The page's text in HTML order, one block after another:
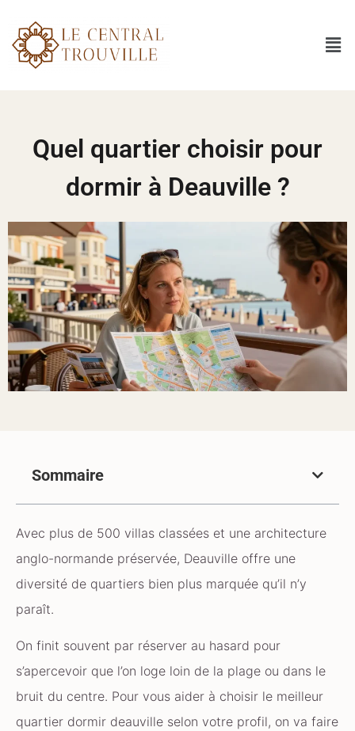
Quel quartier choisir pour
dormir à Deauville ?
Sommaire
Avec plus de 500 villas classées et une architecture
anglo-normande préservée, Deauville offre une
diversité de quartiers bien plus marquée qu’il n’y
paraît.
On finit souvent par réserver au hasard pour
s’apercevoir que l’on loge loin de la plage ou dans le
bruit du centre. Pour vous aider à choisir le meilleur
quartier dormir deauville selon votre profil, on va faire